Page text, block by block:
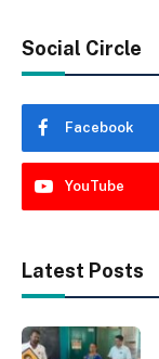
Social Circle
Facebook
YouTube
Latest Posts